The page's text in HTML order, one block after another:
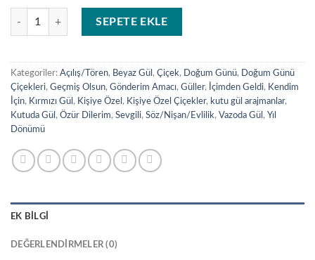
Kutuda Beyaz ve Kırmızı Güllü Lilyum Arajman adet
SEPETE EKLE
Kategoriler: Açılış/Tören, Beyaz Gül , Çiçek, Doğum Günü,
Doğum Günü
Çiçekleri, Geçmiş Olsun, Gönderim Amacı, Güller, İçimden Geldi, Kendim
İçin, Kırmızı Gül , Kişiye Özel , Kişiye Özel Çiçekler, kutu gül arajmanlar,
Kutuda Gül , Özür Dilerim, Sevgili, Söz/Nişan/Evlilik, Vazoda Gül , Yıl
Dönümü
EK BILGI
DEĞERLENDIRMELER (0)